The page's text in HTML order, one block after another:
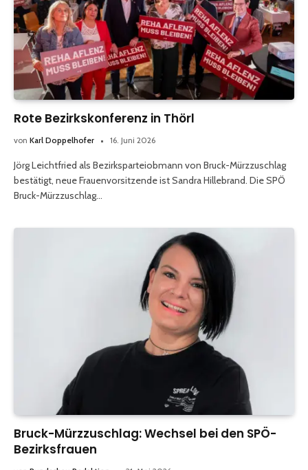
Rote Bezirkskonferenz in Thörl
von Karl Doppelhofer 16. Juni 2026
Jörg Leichtfried als Bezirksparteiobmann von Bruck-Mürzzuschlag
bestätigt, neue Frauenvorsitzende ist Sandra Hillebrand. Die SPÖ
Bruck-Mürzzuschlag…
Bruck-Mürzzuschlag: Wechsel bei den SPÖ-
Bezirksfrauen